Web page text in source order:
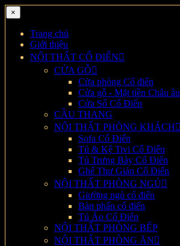
×
Trang chủ
Giới thiệu
NỘI THẤT CỔ ĐIỂN
CỬA GỖ
Cửa phòng Cổ điển
Cửa gỗ - Mặt tiền Châu âu
Cửa Sổ Cổ Điển
CẦU THANG
NỘI THẤT PHÒNG KHÁCH
Sofa Cổ Điển
Tủ & Kệ Tivi Cổ Điển
Tủ Trưng Bày Cổ Điển
Ghế Thư Giản Cổ Điển
NỘI THẤT PHÒNG NGỦ
Giường ngủ cổ điển
Bàn phấn cổ điển
Tủ Áo Cổ Điển
NỘI THẤT PHÒNG BẾP
NỘI THẤT PHÒNG ĂN